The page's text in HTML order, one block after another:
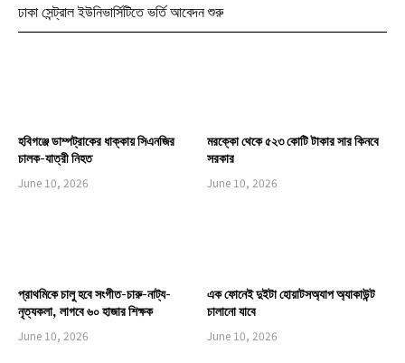
হবিগঞ্জে ডাম্পট্রাকের ধাক্কায় সিএনজির
চালক-যাত্রী নিহত
June 10, 2026
মরক্কো থেকে ৫২৩ কোটি টাকার সার কিনবে
সরকার
June 10, 2026
প্রাথমিকে চালু হবে সংগীত-চারু-নাট্য-
নৃত্যকলা, লাগবে ৬০ হাজার শিক্ষক
June 10, 2026
এক ফোনেই দুইটা হোয়াটসঅ্যাপ অ্যাকাউন্ট
চালানো যাবে
June 10, 2026
ঢাকা সেন্ট্রাল ইউনিভার্সিটিতে ভর্তি আবেদন শুরু